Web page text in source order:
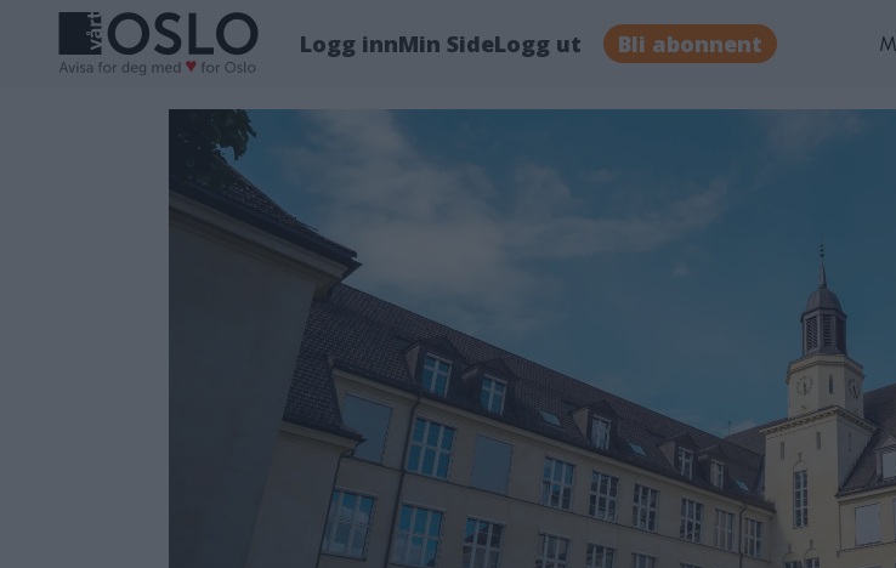
Logg innMin SideLogg ut Bli abonnent